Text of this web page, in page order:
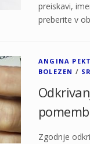
preiskavi,
preberite v
ANGINA
BOLEZEN /
Zgodnje